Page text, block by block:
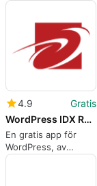
4.9
Gratis
WordPress IDX Real Estate Listings amp MLS Search
En gratis app för
WordPress, av
Diverse Solutions.